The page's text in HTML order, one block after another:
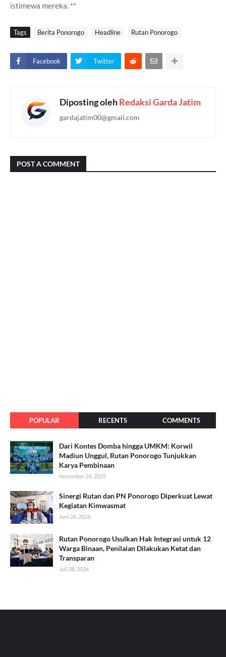
istimewa mereka. **
Tags Berita Ponorogo Headline Rutan Ponorogo
Facebook Twitter
Diposting olehRedaksi Garda Jatim
gardajatim00@gmail.com
POST A COMMENT
POPULAR RECENTS COMMENTS
Dari Kontes Domba hingga UMKM: Korwil
Madiun Unggul, Rutan Ponorogo Tunjukkan
Karya Pembinaan
November 24, 2025
Sinergi Rutan dan PN Ponorogo Diperkuat Lewat
Kegiatan Kimwasmat
Juni 26, 2026
Rutan Ponorogo Usulkan Hak Integrasi untuk 12
Warga Binaan, Penilaian Dilakukan Ketat dan
Transparan
Juli 08, 2026